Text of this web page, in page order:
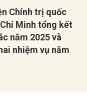
Chính trị quốc
Minh tổng kết
năm 2025 và
nhiệm vụ năm